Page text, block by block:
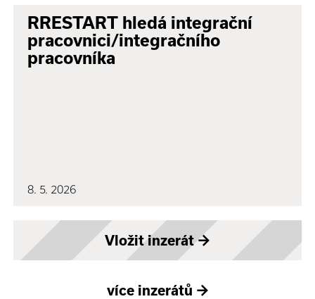
RRESTART hledá integrační
pracovnici/integračního
pracovníka
8. 5. 2026
Vložit inzerát→
více inzerátů →